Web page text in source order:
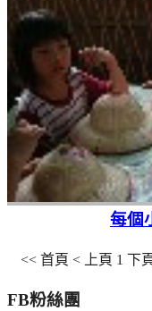
每個
<< 首頁 < 上頁 1 下
FB粉絲團